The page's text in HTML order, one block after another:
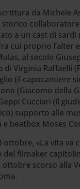
da Michele
collaboratore
a un cast di sardi
cui proprio l’alter
al secolo
di Virginia Raffaelli
(il capocantiere
(Giacomo della
Cucciari (il
supporto alle
e beatbox Moses
ottobre, «La vita va
del filmaker
scorso alla